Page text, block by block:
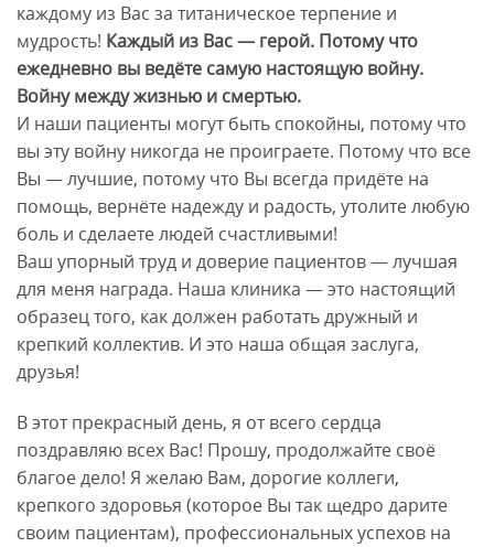
каждому из Вас за титаническое терпение и
мудрость! Каждый из Вас — герой. Потому что
ежедневно вы ведёте самую настоящую войну.
Войну между жизнью и смертью.
И наши пациенты могут быть спокойны, потому что
вы эту войну никогда не проиграете. Потому что все
Вы — лучшие, потому что Вы всегда придёте на
помощь, вернёте надежду и радость, утолите любую
боль и сделаете людей счастливыми!
Ваш упорный труд и доверие пациентов — лучшая
для меня награда. Наша клиника — это настоящий
образец того, как должен работать дружный и
крепкий коллектив. И это наша общая заслуга,
друзья!
В этот прекрасный день, я от всего сердца
поздравляю всех Вас! Прошу, продолжайте своё
благое дело! Я желаю Вам, дорогие коллеги,
крепкого здоровья (которое Вы так щедро дарите
своим пациентам), профессиональных успехов на